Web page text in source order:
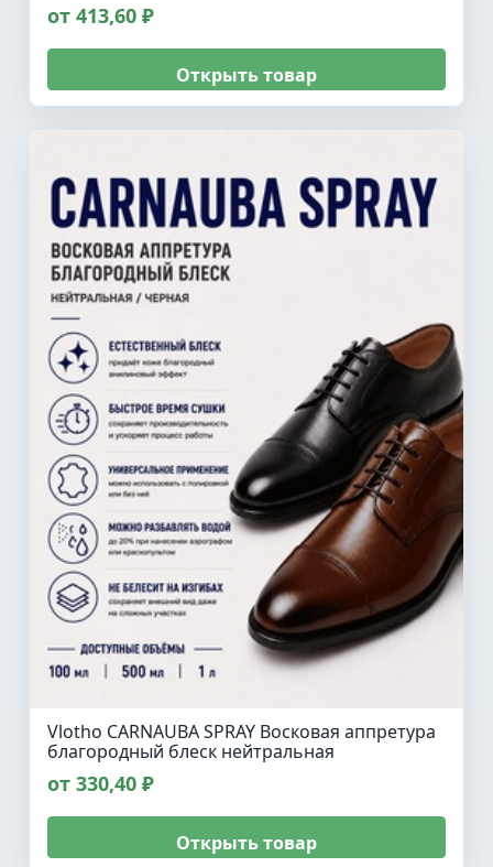
от 413,60 ₽
Открыть товар
Vlotho CARNAUBA SPRAY Восковая аппретура
благородный блеск нейтральная
от 330,40 ₽
Открыть товар